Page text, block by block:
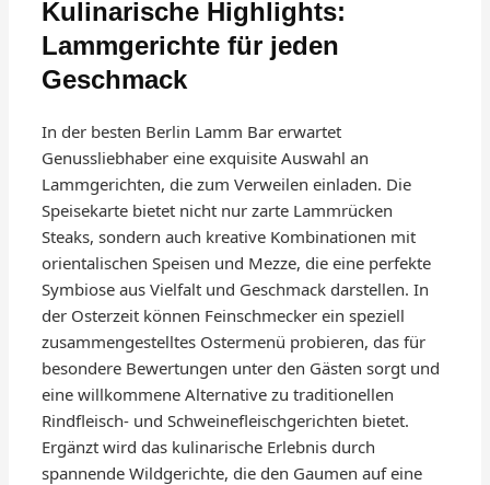
Kulinarische Highlights:
Lammgerichte für jeden
Geschmack
In der besten Berlin Lamm Bar erwartet
Genussliebhaber eine exquisite Auswahl an
Lammgerichten, die zum Verweilen einladen. Die
Speisekarte bietet nicht nur zarte Lammrücken
Steaks, sondern auch kreative Kombinationen mit
orientalischen Speisen und Mezze, die eine perfekte
Symbiose aus Vielfalt und Geschmack darstellen. In
der Osterzeit können Feinschmecker ein speziell
zusammengestelltes Ostermenü probieren, das für
besondere Bewertungen unter den Gästen sorgt und
eine willkommene Alternative zu traditionellen
Rindfleisch- und Schweinefleischgerichten bietet.
Ergänzt wird das kulinarische Erlebnis durch
spannende Wildgerichte, die den Gaumen auf eine